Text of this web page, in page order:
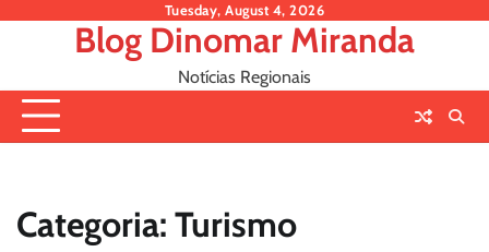
Tuesday, August 4, 2026
Blog Dinomar Miranda
Notícias Regionais
Categoria: Turismo